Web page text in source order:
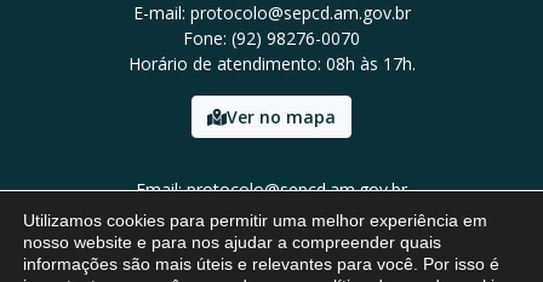
E-mail: protocolo@sepcd.am.gov.br
Fone: (92) 98276-0070
Horário de atendimento: 08h às 17h.
Ver no mapa
Email: protocolo@sepcd.am.gov.br
Tel: (92) 98276-0070
Utilizamos cookies para permitir uma melhor experiência em
nosso website e para nos ajudar a compreender quais
informações são mais úteis e relevantes para você. Por isso é